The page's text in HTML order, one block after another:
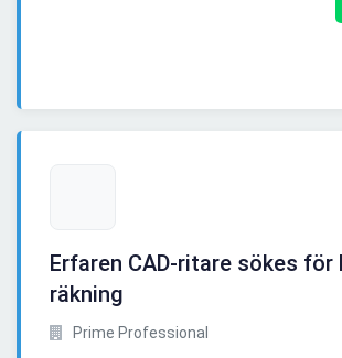
Erfaren CAD-ritare sökes för
räkning
Prime Professional